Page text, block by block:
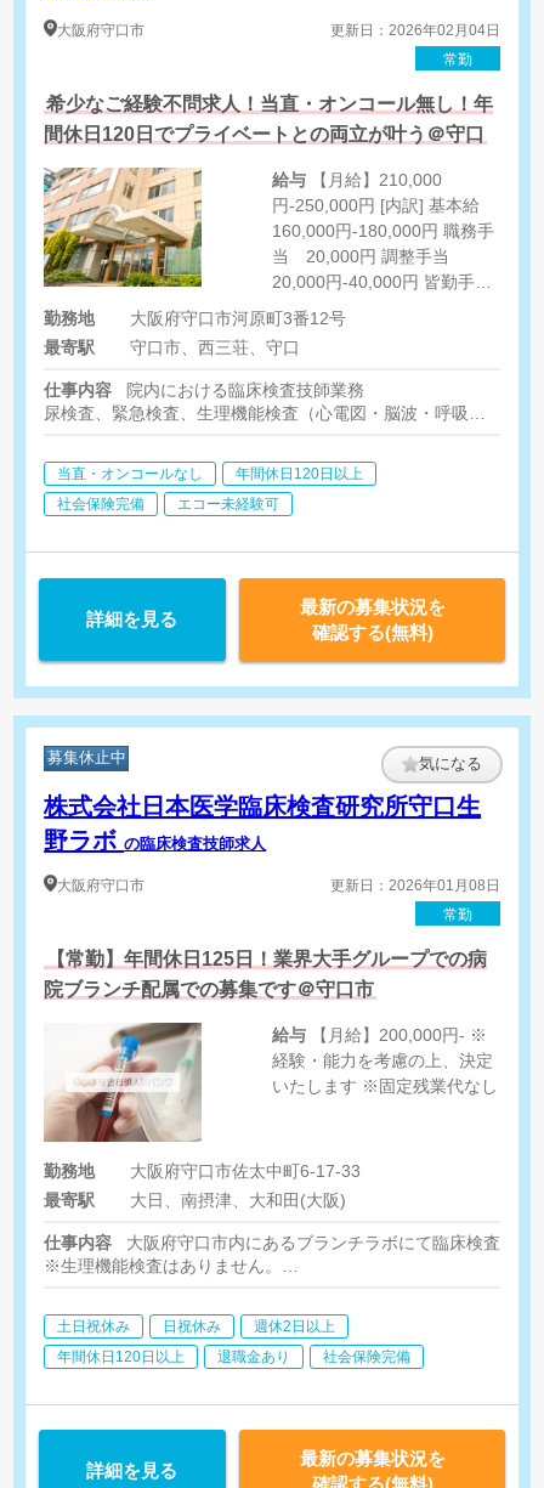
大阪府守口市
更新日：2026年02月04日
常勤
希少なご経験不問求人！当直・オンコール無し！年
間休日120日でプライベートとの両立が叶う＠守口
給与
円-250,000円 [内訳] 基本給
160,000円-180,000円 職務手
当 20,000円 調整手当
20,000円-40,000円 皆勤手
当 10,000円 [その他手
当] 住宅手当 0円-20,000円
（規程による） ※心臓エコー
有資格者は優遇あり
勤務地
大阪府守口市河原町3番12号
最寄駅
守口市、西三荘、守口
仕事内容
院内における臨床検査技師業務
尿検査、緊急検査、生理機能検査（心電図・脳波・呼吸機能等）
血液分離 ※血液検査・細菌検査等は外注
当直・オンコールなし
年間休日120日以上
社会保険完備
エコー未経験可
詳細を見る
最新の募集状況を
確認する(無料)
募集休止中 気になる
株式会社日本医学臨床検査研究所守口生
野ラボの臨床検査技師求人
大阪府守口市
更新日：2026年01月08日
常勤
【常勤】年間休日125日！業界大手グループでの病
院ブランチ配属での募集です＠守口市
給与
経験・能力を考慮の上、決定
いたします ※固定残業代なし
勤務地
大阪府守口市佐太中町6-17-33
最寄駅
大日、南摂津、大和田(大阪)
仕事内容
大阪府守口市内にあるブランチラボにて臨床検査（検
※生理機能検査はありません。
【具体的には】
・医療機関から回収した検体を検査機器や顕微鏡等を用いて検査
・検査データを紙面 または 通信報告書として出力
【検査分野】
生化学・血液・尿一般・凝固・血液ガス・血液型・尿沈渣
土日祝休み 日祝休み
週休2日以上
年間休日120日以上
退職金あり 社会保険完備
詳細を見る
最新の募集状況を